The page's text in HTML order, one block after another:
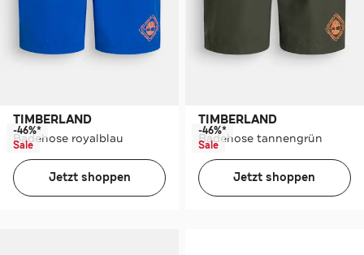
TIMBERLAND
Badehose royalblau
-46%*
Sale
Jetzt shoppen
TIMBERLAND
Badehose tannengrün
-46%*
Sale
Jetzt shoppen